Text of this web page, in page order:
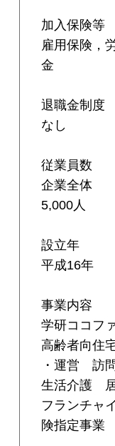
加入保険等
雇用保険，
金
退職金制度
なし
従業員数
企業全体
5,000人
設立年
平成16年
事業内容
学研ココフ
高齢者向住
・運営 訪
生活介護
フランチ
険指定事業